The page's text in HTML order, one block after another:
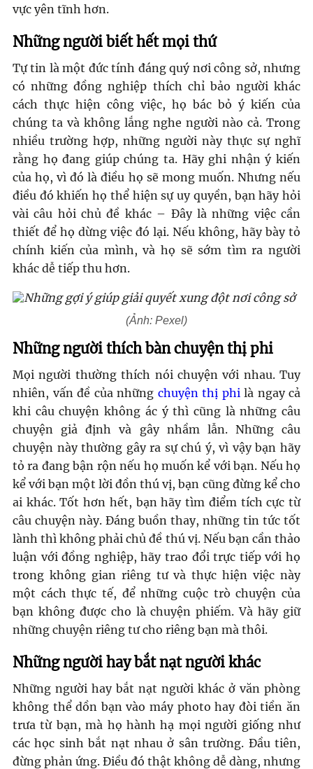
vực yên tĩnh hơn.
Những người biết hết mọi thứ
Tự tin là một đức tính đáng quý nơi công sở, nhưng
có những đồng nghiệp thích chỉ bảo người khác
cách thực hiện công việc, họ bác bỏ ý kiến của
chúng ta và không lắng nghe người nào cả. Trong
nhiều trường hợp, những người này thực sự nghĩ
rằng họ đang giúp chúng ta. Hãy ghi nhận ý kiến
của họ, vì đó là điều họ sẽ mong muốn. Nhưng nếu
điều đó khiến họ thể hiện sự uy quyền, bạn hãy hỏi
vài câu hỏi chủ đề khác – Đây là những việc cần
thiết để họ dừng việc đó lại. Nếu không, hãy bày tỏ
chính kiến của mình, và họ sẽ sớm tìm ra người
khác dễ tiếp thu hơn.
(Ảnh: Pexel)
Những người thích bàn chuyện thị phi
Mọi người thường thích nói chuyện với nhau. Tuy
nhiên, vấn đề của những chuyện thị philà ngay cả
khi câu chuyện không ác ý thì cũng là những câu
chuyện giả định và gây nhầm lẫn. Những câu
chuyện này thường gây ra sự chú ý, vì vậy bạn hãy
tỏ ra đang bận rộn nếu họ muốn kể với bạn. Nếu họ
kể với bạn một lời đồn thú vị, bạn cũng đừng kể cho
ai khác. Tốt hơn hết, bạn hãy tìm điểm tích cực từ
câu chuyện này. Đáng buồn thay, những tin tức tốt
lành thì không phải chủ đề thú vị. Nếu bạn cần thảo
luận với đồng nghiệp, hãy trao đổi trực tiếp với họ
trong không gian riêng tư và thực hiện việc này
một cách thực tế, để những cuộc trò chuyện của
bạn không được cho là chuyện phiếm. Và hãy giữ
những chuyện riêng tư cho riêng bạn mà thôi.
Những người hay bắt nạt người khác
Những người hay bắt nạt người khác ở văn phòng
không thể dồn bạn vào máy photo hay đòi tiền ăn
trưa từ bạn, mà họ hành hạ mọi người giống như
các học sinh bắt nạt nhau ở sân trường. Đầu tiên,
đừng phản ứng. Điều đó thật không dễ dàng, nhưng